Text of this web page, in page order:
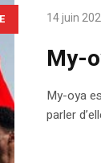
14 juin
My-
My-oya
parler